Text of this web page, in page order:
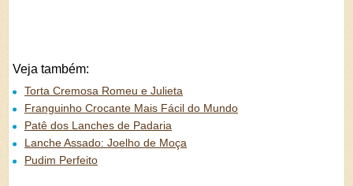
Veja também:
Torta Cremosa Romeu e Julieta
Franguinho Crocante Mais Fácil do Mundo
Patê dos Lanches de Padaria
Lanche Assado: Joelho de Moça
Pudim Perfeito